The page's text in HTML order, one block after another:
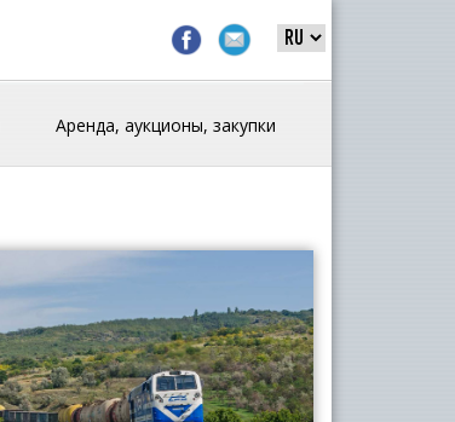
Аренда, аукционы, закупки